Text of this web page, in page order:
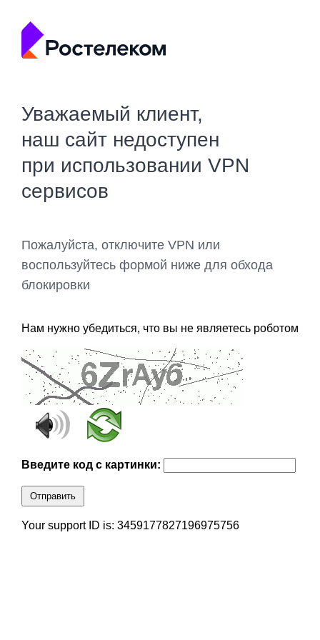
Уважаемый клиент,
наш сайт недоступен
при использовании VPN
сервисов
Пожалуйста, отключите VPN или
воспользуйтесь формой ниже для обхода
блокировки
Нам нужно убедиться, что вы не являетесь роботом
Введите код с картинки:
Отправить
Your support ID is: 3459177827196975756